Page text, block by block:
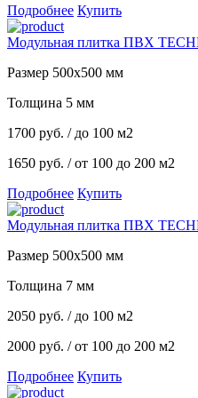
Подробнее Купить
Модульная плитка ПВХ
Размер 500х500 мм
Толщина 5 мм
1700 руб. / до 100 м2
1650 руб. / от 100 до 200 м2
Подробнее Купить
Модульная плитка ПВХ
Размер 500х500 мм
Толщина 7 мм
2050 руб. / до 100 м2
2000 руб. / от 100 до 200 м2
Подробнее Купить